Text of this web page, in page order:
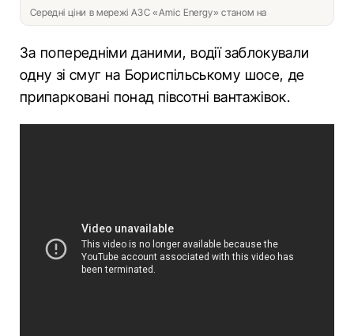
Середні ціни в мережі АЗС «Amic Energy» станом на
За попередніми даними, водії заблокували
одну зі смуг на Бориспільському шосе, де
припарковані понад півсотні вантажівок.